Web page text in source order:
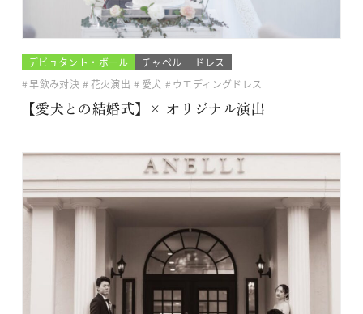
デビュタント・ボール チャペル
ドレス
早飲み対決
花火演出 愛犬
ウエディングドレス
【愛犬との結婚式】× オリジナル演出